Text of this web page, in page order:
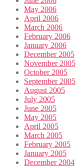
May 2006
April 2006
March 2006
February 2006
January 2006
December 2005
November 2005
October 2005
September 2005
August 2005
July 2005
June 2005
May 2005
April 2005
March 2005
February 2005
January 2005
December 2004